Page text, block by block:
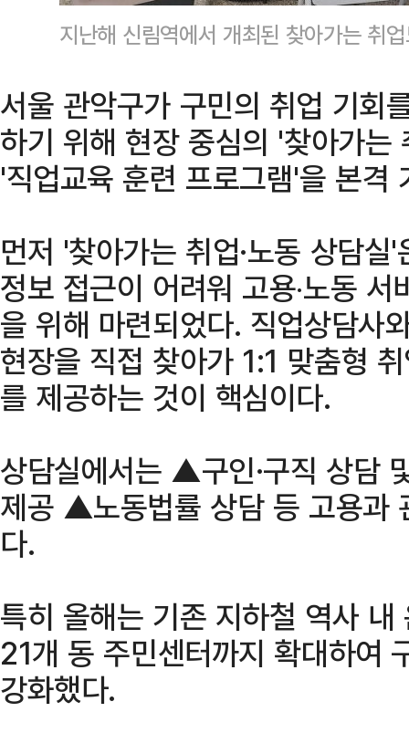
지난해 신림역에서 개최된 찾아가는 취
서울 관악구가 구민의 취업 기회
하기 위해 현장 중심의 '찾아가는
'직업교육 훈련 프로그램'을 본격
먼저 '찾아가는 취업·노동 상담
정보 접근이 어려워 고용‧노동
을 위해 마련되었다. 직업상담사
현장을 직접 찾아가 1:1 맞춤형
를 제공하는 것이 핵심이다.
상담실에서는 ▲구인·구직 상담
제공 ▲노동법률 상담 등 고용과
다.
특히 올해는 기존 지하철 역사
21개 동 주민센터까지 확대하여
강화했다.